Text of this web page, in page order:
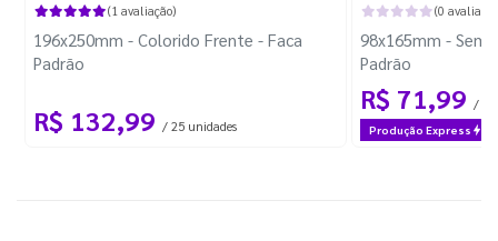
(1 avaliação)
196x250mm - Colorido Frente - Faca
Padrão
R$ 132,99 / 25 unidades
(0
98x165mm - Sem
Padrão
R$ 71,99 / 1
Produção Express